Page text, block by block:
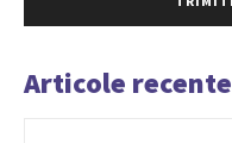
Articole recente